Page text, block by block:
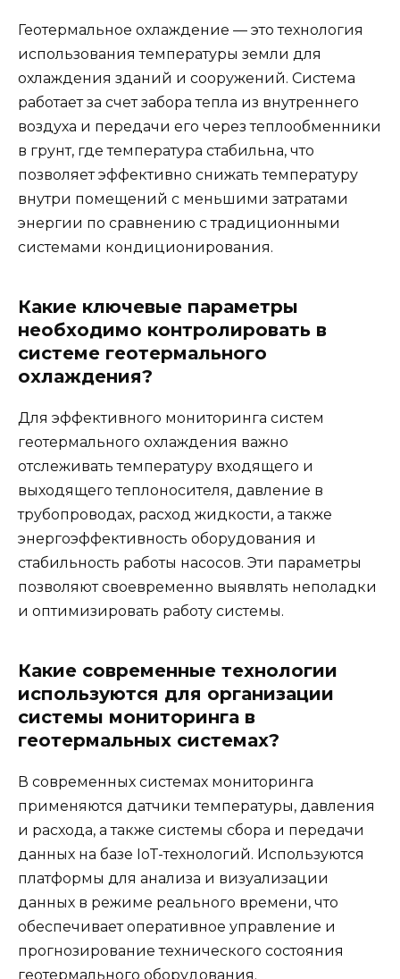
Геотермальное охлаждение — это технология
использования температуры земли для
охлаждения зданий и сооружений. Система
работает за счет забора тепла из внутреннего
воздуха и передачи его через теплообменники
в грунт, где температура стабильна, что
позволяет эффективно снижать температуру
внутри помещений с меньшими затратами
энергии по сравнению с традиционными
системами кондиционирования.
Какие ключевые параметры
необходимо контролировать в
системе геотермального
охлаждения?
Для эффективного мониторинга систем
геотермального охлаждения важно
отслеживать температуру входящего и
выходящего теплоносителя, давление в
трубопроводах, расход жидкости, а также
энергоэффективность оборудования и
стабильность работы насосов. Эти параметры
позволяют своевременно выявлять неполадки
и оптимизировать работу системы.
Какие современные технологии
используются для организации
системы мониторинга в
геотермальных системах?
В современных системах мониторинга
применяются датчики температуры, давления
и расхода, а также системы сбора и передачи
данных на базе IoT-технологий. Используются
платформы для анализа и визуализации
данных в режиме реального времени, что
обеспечивает оперативное управление и
прогнозирование технического состояния
геотермального оборудования.